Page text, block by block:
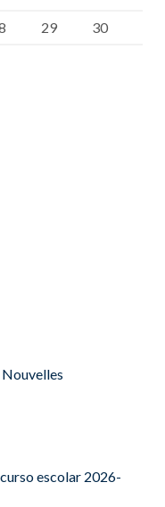
29
30
escolar 2026-